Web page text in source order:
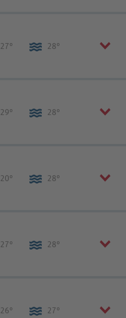
Nordküste (16)
27° 28°
Nordküste (1)
29° 28°
Insel Cozumel (4)
San Jose (9)
20° 28°
27° 28°
26° 27°